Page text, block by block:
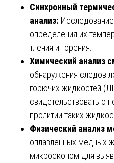
Синхронный
анализ:
определения их
тления и горения.
Химический анализ
обнаружения следов
горючих жидкостей
свидетельствовать о
пролитии таких
Физический анализ
оплавленных медных
микроскопом для